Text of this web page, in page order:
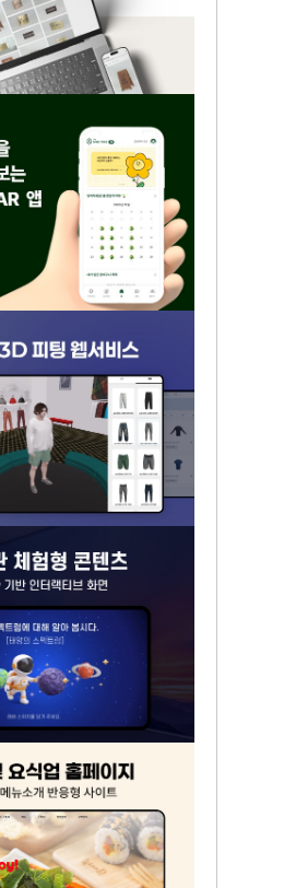
트폴리오 반응형 웹사이
트
배치 어플리케이션
3D 피팅 웹서비스
텐츠 - Unity 기반 인터랙
티브 화면